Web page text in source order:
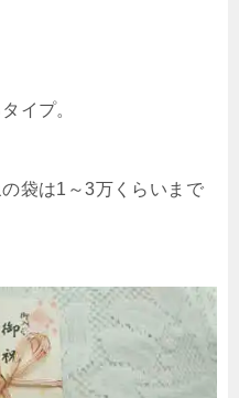
イプ。
袋は1～3万くらいまで